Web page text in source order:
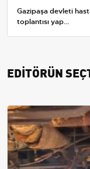
Gazipaşa devleti
toplantısı yap...
EDİTÖRÜN